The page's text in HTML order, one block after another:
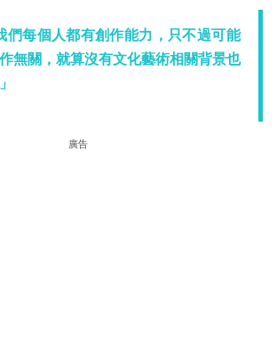
們每個人都有創作能力，只不過可能
無關，就算沒有文化藝術相關背景也
廣告